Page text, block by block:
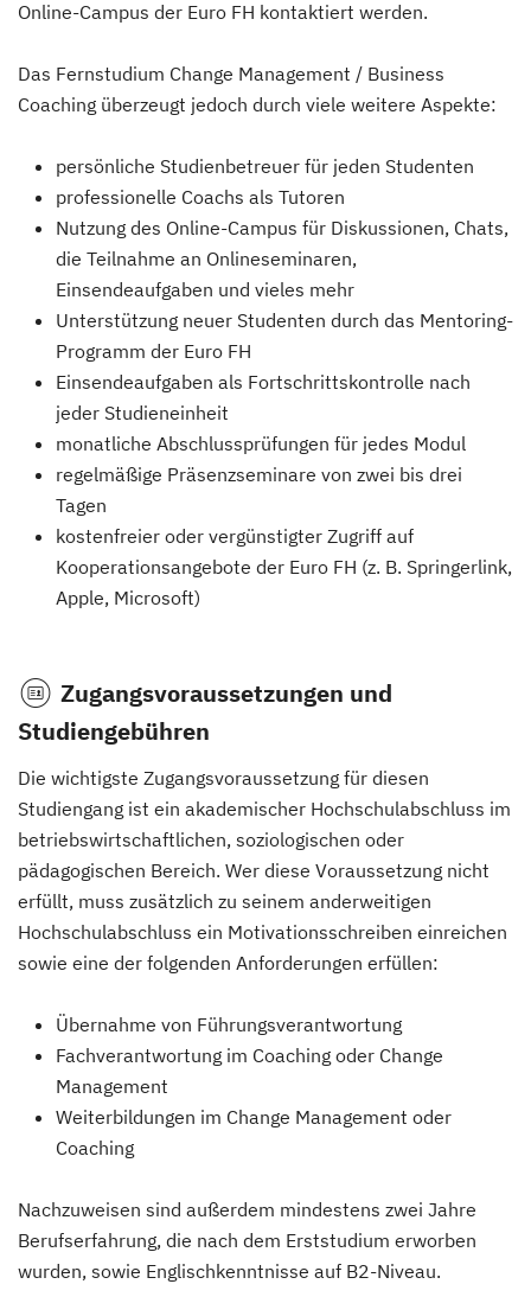
Online-Campus der Euro FH kontaktiert werden.
Das Fernstudium Change Management / Business
Coaching überzeugt jedoch durch viele weitere Aspekte:
persönliche Studienbetreuer für jeden Studenten
professionelle Coachs als Tutoren
Nutzung des Online-Campus für Diskussionen, Chats,
die Teilnahme an Onlineseminaren,
Einsendeaufgaben und vieles mehr
Unterstützung neuer Studenten durch das Mentoring-
Programm der Euro FH
Einsendeaufgaben als Fortschrittskontrolle nach
jeder Studieneinheit
monatliche Abschlussprüfungen für jedes Modul
regelmäßige Präsenzseminare von zwei bis drei
Tagen
kostenfreier oder vergünstigter Zugriff auf
Kooperationsangebote der Euro FH (z. B. Springerlink,
Apple, Microsoft)
Zugangsvoraussetzungen und
Studiengebühren
Die wichtigste Zugangsvoraussetzung für diesen
Studiengang ist ein akademischer Hochschulabschluss im
betriebswirtschaftlichen, soziologischen oder
pädagogischen Bereich. Wer diese Voraussetzung nicht
erfüllt, muss zusätzlich zu seinem anderweitigen
Hochschulabschluss ein Motivationsschreiben einreichen
sowie eine der folgenden Anforderungen erfüllen:
Übernahme von Führungsverantwortung
Fachverantwortung im Coaching oder Change
Management
Weiterbildungen im Change Management oder
Coaching
Nachzuweisen sind außerdem mindestens zwei Jahre
Berufserfahrung, die nach dem Erststudium erworben
wurden, sowie Englischkenntnisse auf B2-Niveau.